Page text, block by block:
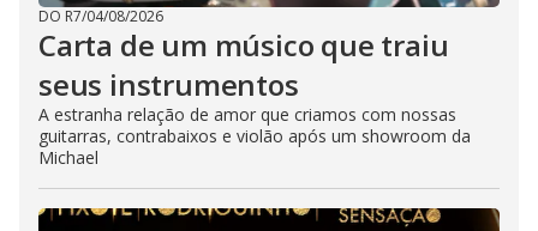
DO R7/04/08/2026
Carta de um músico que traiu
seus instrumentos
A estranha relação de amor que criamos com nossas
guitarras, contrabaixos e violão após um showroom da
Michael